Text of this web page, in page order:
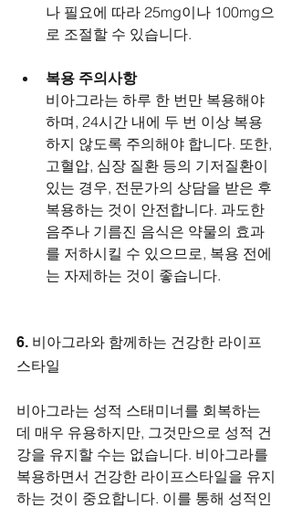
나 필요에 따라 25mg이나 100mg으
로 조절할 수 있습니다.
복용 주의사항
비아그라는 하루 한 번만 복용해야
하며, 24시간 내에 두 번 이상 복용
하지 않도록 주의해야 합니다. 또한,
고혈압, 심장 질환 등의 기저질환이
있는 경우, 전문가의 상담을 받은 후
복용하는 것이 안전합니다. 과도한
음주나 기름진 음식은 약물의 효과
를 저하시킬 수 있으므로, 복용 전에
는 자제하는 것이 좋습니다.
6. 비아그라와 함께하는 건강한 라이프
스타일
비아그라는 성적 스태미너를 회복하는
데 매우 유용하지만, 그것만으로 성적 건
강을 유지할 수는 없습니다. 비아그라를
복용하면서 건강한 라이프스타일을 유지
하는 것이 중요합니다. 이를 통해 성적인